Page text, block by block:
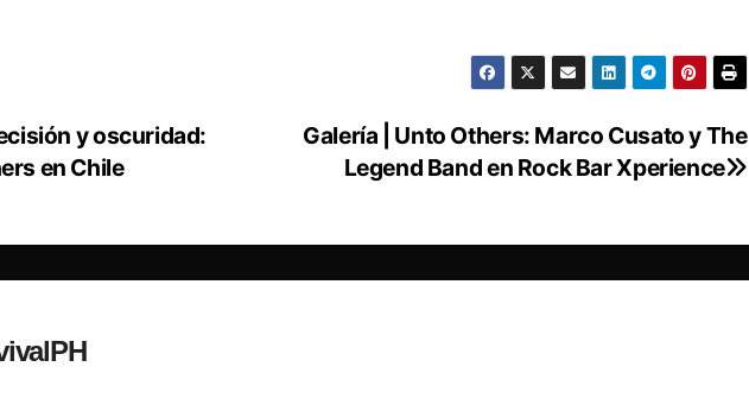
Galería | Unto Others: Marco Cusato y The
Legend Band en Rock Bar Xperience
y oscuridad:
en Chile